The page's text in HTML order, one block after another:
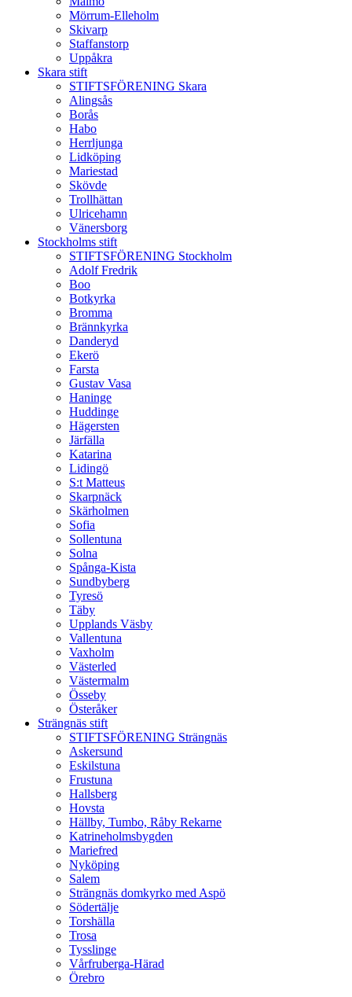
Mörrum-Elleholm
Skivarp
Staffanstorp
Uppåkra
Skara stift
STIFTSFÖRENING Skara
Alingsås
Borås
Habo
Herrljunga
Lidköping
Mariestad
Skövde
Trollhättan
Ulricehamn
Vänersborg
Stockholms stift
STIFTSFÖRENING Stockholm
Adolf Fredrik
Boo
Botkyrka
Bromma
Brännkyrka
Danderyd
Ekerö
Farsta
Gustav Vasa
Haninge
Huddinge
Hägersten
Järfälla
Katarina
Lidingö
S:t Matteus
Skarpnäck
Skärholmen
Sofia
Sollentuna
Solna
Spånga-Kista
Sundbyberg
Tyresö
Täby
Upplands Väsby
Vallentuna
Vaxholm
Västerled
Västermalm
Össeby
Österåker
Strängnäs stift
STIFTSFÖRENING Strängnäs
Askersund
Eskilstuna
Frustuna
Hallsberg
Hovsta
Hällby, Tumbo, Råby Rekarne
Katrineholmsbygden
Mariefred
Nyköping
Salem
Strängnäs domkyrko med Aspö
Södertälje
Torshälla
Trosa
Tysslinge
Vårfruberga-Härad
Örebro